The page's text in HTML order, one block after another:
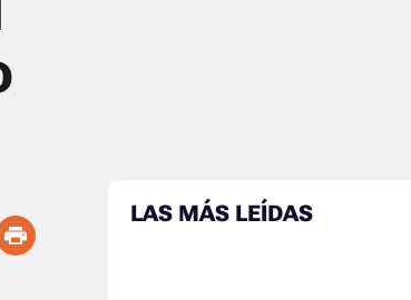
LAS MÁS LEÍDAS